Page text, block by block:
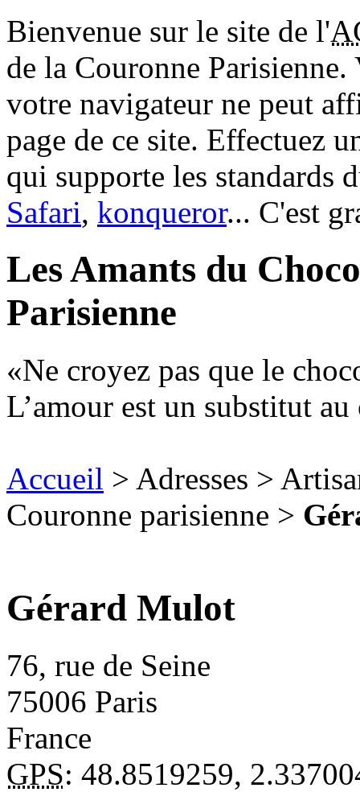
Bienvenue sur le site de l'
de la Couronne Parisienne.
votre navigateur ne peut
page de ce site. Effectuez
qui supporte les standards
Safari, konqueror... C'est
Les Amants du
Parisienne
Ne croyez pas que le
L’amour est un substitut
Accueil > Adresses >
Couronne parisienne >
Gérard Mulot
76, rue de Seine
75006 Paris
France
GPS: 48.8519259,